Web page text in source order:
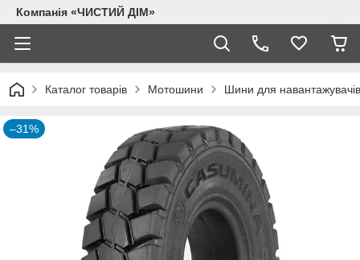
Компанія «ЧИСТИЙ ДІМ»
Каталог товарів Мотошини Шини для навантажувачів
–31%